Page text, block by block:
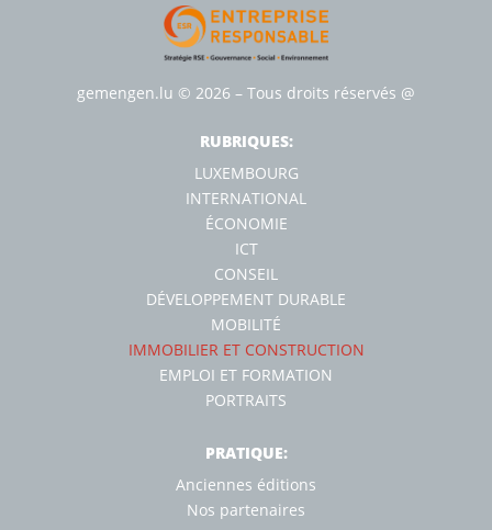
gemengen.lu © 2026 – Tous droits réservés @
RUBRIQUES:
LUXEMBOURG
INTERNATIONAL
ÉCONOMIE
ICT
CONSEIL
DÉVELOPPEMENT DURABLE
MOBILITÉ
IMMOBILIER ET CONSTRUCTION
EMPLOI ET FORMATION
PORTRAITS
PRATIQUE:
Anciennes éditions
Nos partenaires